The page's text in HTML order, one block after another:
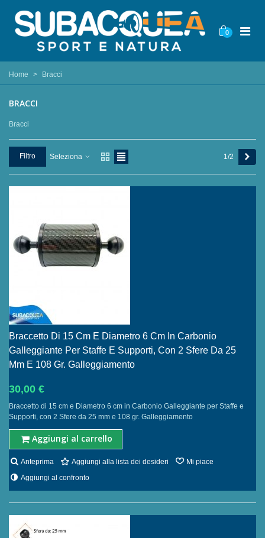
0
Home > Bracci
BRACCI
Bracci
Filtro Seleziona 1/2
Braccetto Di 15 Cm E Diametro 6 Cm In Carbonio
Galleggiante Per Staffe E Supporti, Con 2 Sfere Da 25
Mm E 108 Gr. Galleggiamento
30,00 €
Braccetto di 15 cm e Diametro 6 cm in Carbonio Galleggiante per Staffe e
Supporti, con 2 Sfere da 25 mm e 108 gr. Galleggiamento
Aggiungi al carrello
Anteprima Aggiungi alla lista dei desideri
Mi piace
Aggiungi al confronto